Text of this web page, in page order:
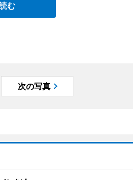
む
次の写真